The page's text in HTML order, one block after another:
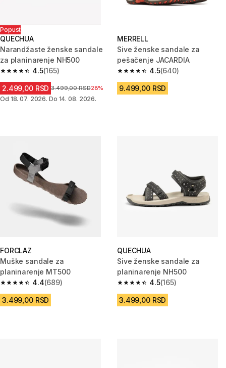
Popust
QUECHUA
Narandžaste ženske sandale
za planinarenje NH500
4.5
4.5 od 5 zvezdica from 165 Recenzije
(165)
2.499,00 RSD Cena pre sniženja
3.499,00 RSD28%
Od 18. 07. 2026. Do 14. 08. 2026.
MERRELL
Sive ženske sandale za
pešačenje JACARDIA
4.5
4.5 od 5 zvezdica from 640
(640)
9.499,00 RSD
FORCLAZ
Muške sandale za
planinarenje MT500
4.4
4.4 od 5 zvezdica from 689 Recenzije
(689)
3.499,00 RSD
QUECHUA
Sive ženske sandale za
planinarenje NH500
4.5
4.5 od 5 zvezdica from 165
(165)
3.499,00 RSD